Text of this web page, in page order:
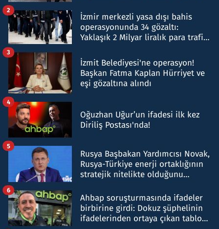
İzmir merkezli yasa dışı bahis
operasyonunda 34 gözaltı:
Yaklaşık 2 Milyar liralık para trafiği
2
İzmit Belediyesi'ne operasyon!
Başkan Fatma Kaplan Hürriyet ve
eşi gözaltına alındı
3
Oğuzhan Uğur’un ifadesi ilk kez
Diriliş Postası'nda!
4
Rusya Başbakan Yardımcısı Novak,
Rusya-Türkiye enerji ortaklığının
stratejik nitelikte olduğunu
5
Ahbap soruşturmasında ifadeler
birbirine girdi: Dokuz şüphelinin
ifadelerinden ortaya çıkan tablo
6